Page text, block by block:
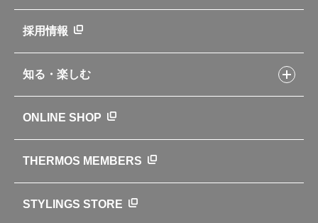
業務用製品
新製品一覧
カタログ
会社概要
ニュース
世界のサーモス
サーモスの歴史
採用情報
知る・楽しむ
クラブサーモス
WEBマガジン
お弁当にエールを込めて
ONLINE SHOP
THERMOS MEMBERS
STYLINGS STORE